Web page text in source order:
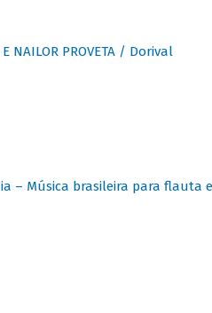
E NAILOR PROVETA / Dorival
– Música brasileira para flauta